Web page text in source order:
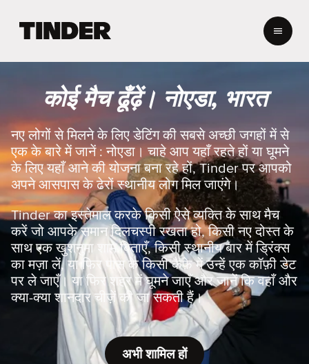
हो
म
कोई मैच ढूँढ़ें। नोएडा, भारत
नए लोगों से मिलने के लिए डेटिंग की सबसे अच्छी जगहों में से
एक के बारे में जानें : नोएडा। चाहे आप यहाँ रहते हों या घूमने
के लिए यहाँ आने की योजना बना रहे हों, Tinder पर आपको
अपने आसपास के ढेरों स्थानीय लोग मिल जाएंगे।
Tinder का इस्तेमाल करके किसी ऐसे व्यक्ति के साथ मैच
करें जो आपके समान दिलचस्पी रखता हो, किसी नए दोस्त के
साथ एक खुशनुमा शाम बिताएँ, किसी स्थानीय बार में ड्रिंक्स
का मज़ा लें, या फिर पास के किसी कैफ़े में उन्हें एक कॉफ़ी डेट
पर ले जाएँ। या फिर शहर में घूमने जाएँ और जानें कि वहाँ और
क्या-क्या शानदार चीज़ें की जा सकती हैं।
अभी शामिल हों